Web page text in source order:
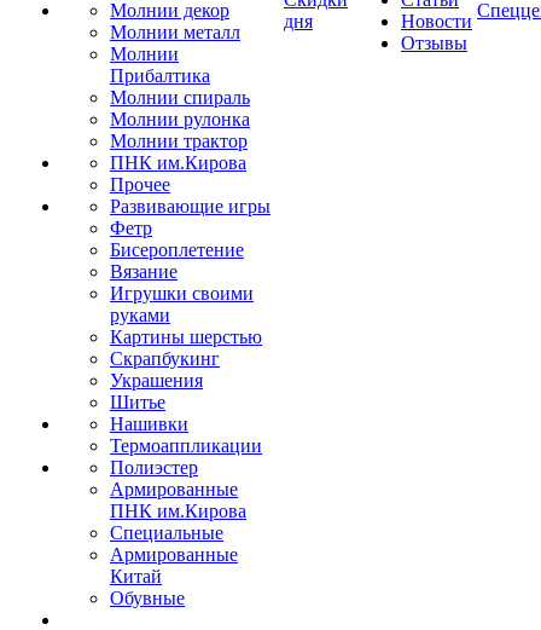
Молнии декор
Молнии металл
Молнии
Прибалтика
Молнии спираль
Молнии рулонка
Молнии трактор
ПНК им.Кирова
Прочее
Развивающие игры
Фетр
Бисероплетение
Вязание
Игрушки своими
руками
Картины шерстью
Скрапбукинг
Украшения
Шитье
Нашивки
Термоаппликации
Полиэстер
Армированные
ПНК им.Кирова
Специальные
Армированные
Китай
Обувные
дня
Новости
Отзывы